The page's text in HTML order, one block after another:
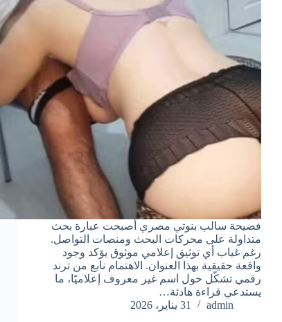
فضيحة سالب بنوتي مصري أصبحت عبارة بحث
متداولة على محركات البحث ومنصات التواصل.
رغم غياب أي توثيق إعلامي موثوق يؤكد وجود
واقعة حقيقية بهذا العنوان. الاهتمام نابع من ترند
رقمي تشكّل حول اسم غير معروف إعلاميًا، ما
يستدعي قراءة هادئة…
admin
31 يناير، 2026